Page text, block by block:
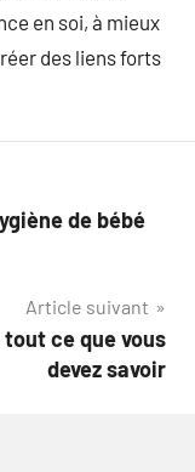
en soi, à mieux
des liens forts
de bébé
Article suivant
ce que vous
devez savoir